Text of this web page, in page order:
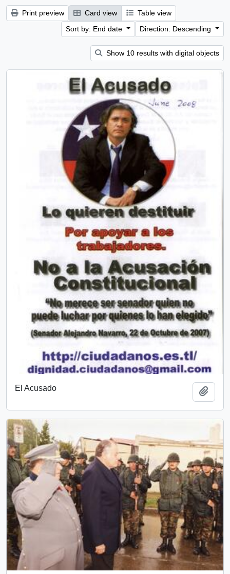
Print preview Card view
Table view
Sort by: End date
Direction: Descending
Show 10 results with digital objects
El Acusado